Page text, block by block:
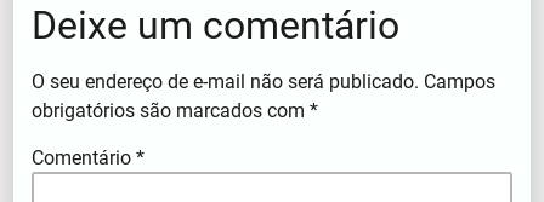
Deixe um comentário
O seu endereço de e-mail não será publicado. Campos
obrigatórios são marcados com*
Comentário*